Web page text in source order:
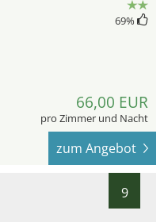
69%
66,00 EUR
pro Zimmer und Nacht
zum Angebot
9